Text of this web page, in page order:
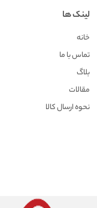
لینک ها
خانه
تماس با ما
بلاگ
مقالات
نحوه ارسال کالا